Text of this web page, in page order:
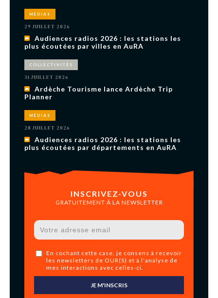
MÉDIAS
29 JUILLET 2026
Audiences radios 2026 : les stations les
plus écoutées par villes en AuRA
COLLECTIVITÉS
31 JUILLET 2026
Ardèche Tourisme lance Ardèche Trip
Planner
MÉDIAS
28 JUILLET 2026
Audiences radios 2026 : les stations les
plus écoutées par départements en AuRA
INSCRIVEZ-VOUS
GRATUITEMENT À LA NEWSLETTER
En cochant cette case, je consens à recevoir
les newsletters de OUR(S) et à l'analyse de
mes interactions avec celles-ci.
JE M'INSCRIS